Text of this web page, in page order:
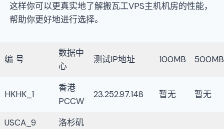
这样你可以更真实地了解搬瓦工VPS主机机房的性能，
帮助你更好地进行选择。
编 号
数据中
心
测试IP地址 100MB 500MB
HKHK_1
香港
PCCW
23.252.97.148 暂无 暂无
USCA_9
洛杉矶